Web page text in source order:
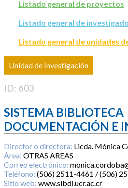
Listado general de proyectos
Listado general de
Listado general de unidades
Unidad de Investigación
ID: 603
SISTEMA BIBLIOTECA
DOCUMENTACIÓN E
Director o directora: Licda. Mónica
Área: OTRAS AREAS
Correo electrónico:
Teléfono: (506) 2511-4461 / (506)
Sitio web: www.sibdi.ucr.ac.cr